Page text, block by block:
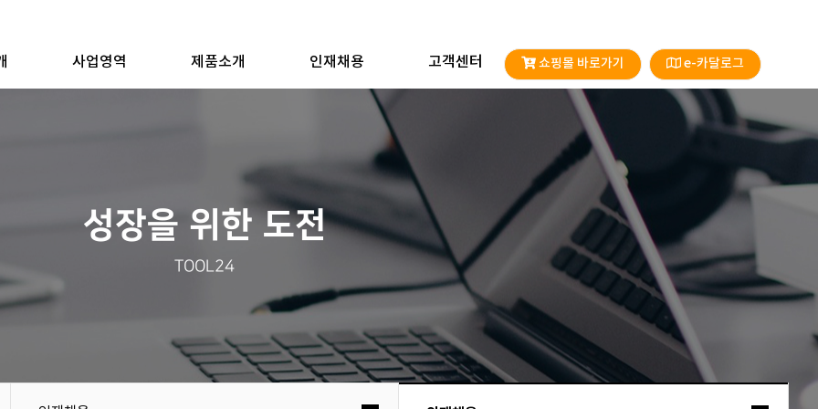
사업영역 제품소개 인재채용 고객센터 쇼핑몰 바로가기 e-카달로그
성장을 위한 도전
TOOL24